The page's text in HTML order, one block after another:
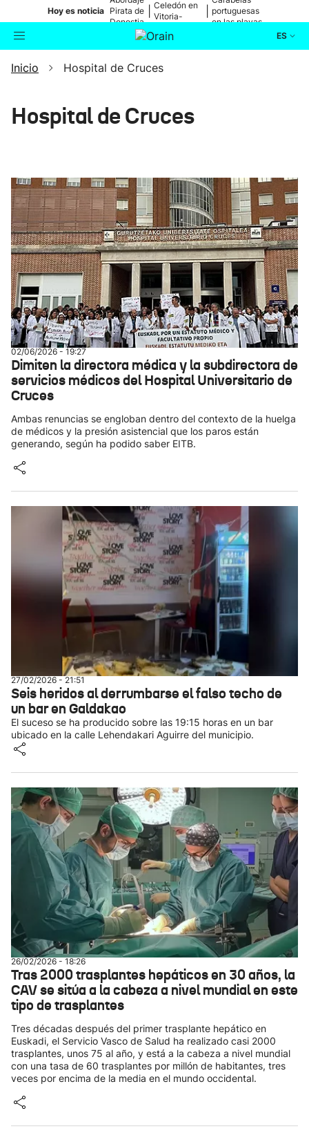
Hoy es noticia Pirata de
Donostia
Celedón en
Vitoria-
portuguesas
en las playas
ES
Buscador Actualidad
Política
Ikusmiran
Eguraldia
Inicio Hospital de Cruces
Hospital de Cruces
02/06/2026 - 19:27
Dimiten la directora médica y la subdirectora de
servicios médicos del Hospital Universitario de
Cruces
Ambas renuncias se engloban dentro del contexto de la huelga
de médicos y la presión asistencial que los paros están
generando, según ha podido saber EITB.
27/02/2026 - 21:51
Seis heridos al derrumbarse el falso techo de
un bar en Galdakao
El suceso se ha producido sobre las 19:15 horas en un bar
ubicado en la calle Lehendakari Aguirre del municipio.
26/02/2026 - 18:26
Tras 2000 trasplantes hepáticos en 30 años, la
CAV se sitúa a la cabeza a nivel mundial en este
tipo de trasplantes
Tres décadas después del primer trasplante hepático en
Euskadi, el Servicio Vasco de Salud ha realizado casi 2000
trasplantes, unos 75 al año, y está a la cabeza a nivel mundial
con una tasa de 60 trasplantes por millón de habitantes, tres
veces por encima de la media en el mundo occidental.